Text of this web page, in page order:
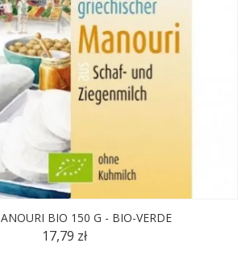
BIO 150 G - BIO-VERDE
17,79 zł